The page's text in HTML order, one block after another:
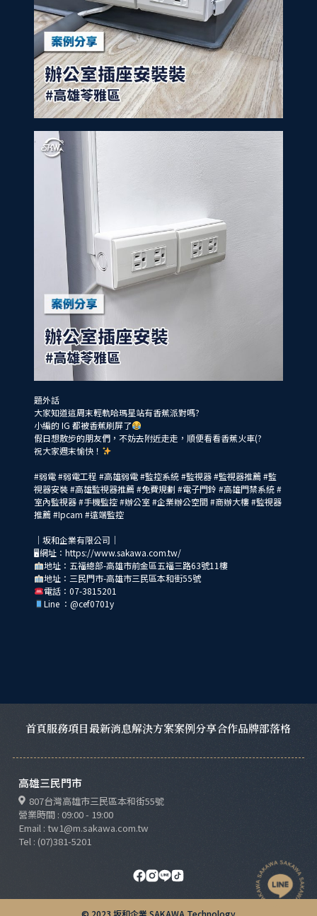
題外話
大家知道這周末輕軌哈瑪星站有香蕉派對嗎?
小編的 IG 都被香蕉刷屏了
假日想散步的朋友們，不妨去附近走走，順便看看香蕉火車(?
祝大家週末愉快！
#弱電#弱電工程 #高雄弱電#監控系統#監視器#監視器推薦#監
視器安裝#高雄監視器推薦#免費規劃 #電子門鈴 #高雄門禁系統#
室內監視器#手機監控#辦公室 #企業辦公空間#商辦大樓#監視器
推薦#Ipcam #遠端監控
｜坂和企業有限公司｜
🖥網址：https://www.sakawa.com.tw/
地址：五福總部-高雄市前金區五福三路63號11樓
地址：三民門市-高雄市三民區本和街55號
電話：07-3815201
Line ： @cef0701y
合作品牌
最新消息
服務項目 案例分享
解決方案 部落格
首頁
高雄三民門市
807台灣高雄市三民區本和街55號
營業時間 : 09:00 - 19:00
Email : tw1@m.sakawa.com.tw
Tel : (07)381-5201